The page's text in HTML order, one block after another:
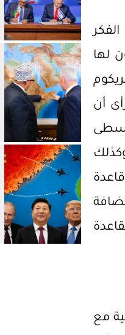
لها
أن
مع